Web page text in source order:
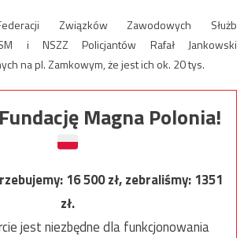
Związków Zawodowych Służb
i NSZZ Policjantów Rafał Jankowski
na pl. Zamkowym, że jest ich ok. 20 tys.
Magna Polonia!
16 500zł, zebraliśmy:1351
zł.
jest niezbędne dla funkcjonowania